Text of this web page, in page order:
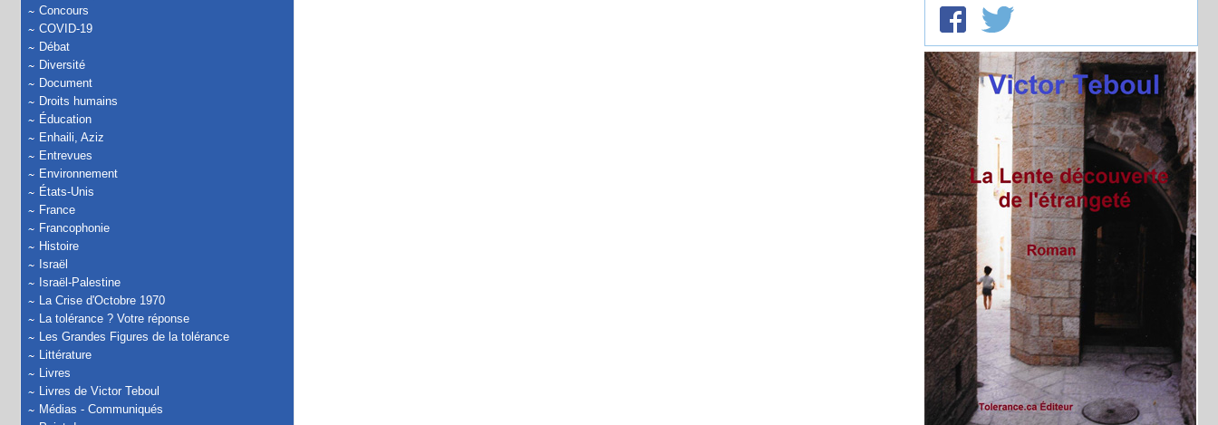
Concours
COVID-19
Débat
Diversité
Document
Droits humains
Éducation
Enhaili, Aziz
Entrevues
Environnement
États-Unis
France
Francophonie
Histoire
Israël
Israël-Palestine
La Crise d'Octobre 1970
La tolérance ? Votre réponse
Les Grandes Figures de la tolérance
Littérature
Livres
Livres de Victor Teboul
Médias - Communiqués